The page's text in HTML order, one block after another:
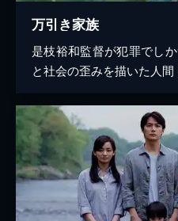
万引き家族
是枝裕和監督が犯罪でし
と社会の歪みを描いた人間